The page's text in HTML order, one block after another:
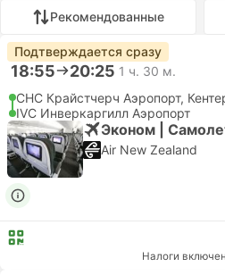
Рекомендованные
Подтверждается сразу
18:55 20:25 1 ч. 30 м.
CHC Крайстчерч Аэропорт,
IVC Инверкаргилл Аэропорт
Эконом |
Air New Zealand
Налоги